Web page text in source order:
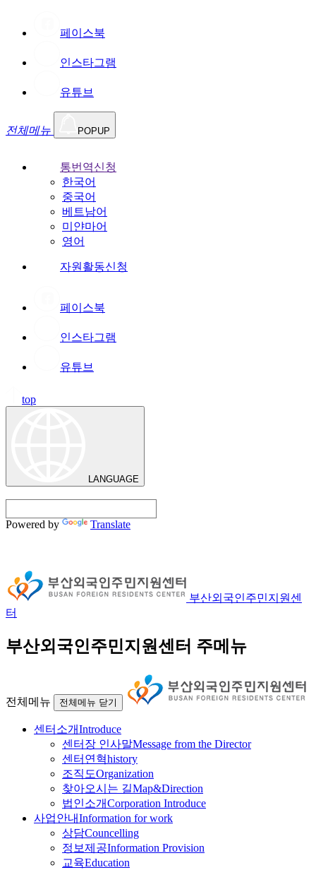
페이스북
인스타그램
유튜브
전체메뉴 POPUP
통번역신청
한국어
중국어
베트남어
미얀마어
영어
자원활동신청
페이스북
인스타그램
유튜브
top
LANGUAGE
Powered by Translate
부산외국인주민지원센
터
부산외국인주민지원센터 주메뉴
전체메뉴 전체메뉴 닫기
센터소개Introduce
센터장 인사말Message from the Director
센터연혁history
조직도Organization
찾아오시는 길Map&Direction
법인소개Corporation Introduce
사업안내Information for work
상담Councelling
정보제공Information Provision
교육Education